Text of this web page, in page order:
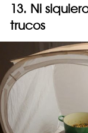
13. Ni
trucos